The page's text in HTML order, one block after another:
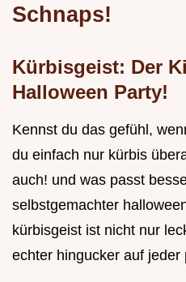
Schnaps!
Kürbisgeist: Der
Halloween Party!
Kennst du das gefühl,
du einfach nur kürbis
auch! und was passt
selbstgemachter
kürbisgeist ist nicht nur
echter hingucker auf jeder